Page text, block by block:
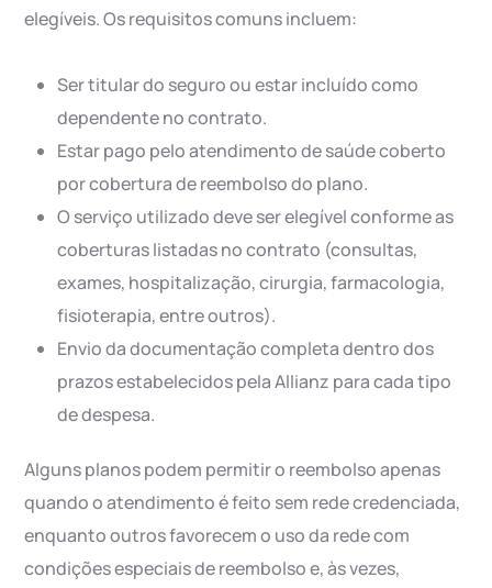
elegíveis. Os requisitos comuns incluem:
Ser titular do seguro ou estar incluído como
dependente no contrato.
Estar pago pelo atendimento de saúde coberto
por cobertura de reembolso do plano.
O serviço utilizado deve ser elegível conforme as
coberturas listadas no contrato (consultas,
exames, hospitalização, cirurgia, farmacologia,
fisioterapia, entre outros).
Envio da documentação completa dentro dos
prazos estabelecidos pela Allianz para cada tipo
de despesa.
Alguns planos podem permitir o reembolso apenas
quando o atendimento é feito sem rede credenciada,
enquanto outros favorecem o uso da rede com
condições especiais de reembolso e, às vezes,